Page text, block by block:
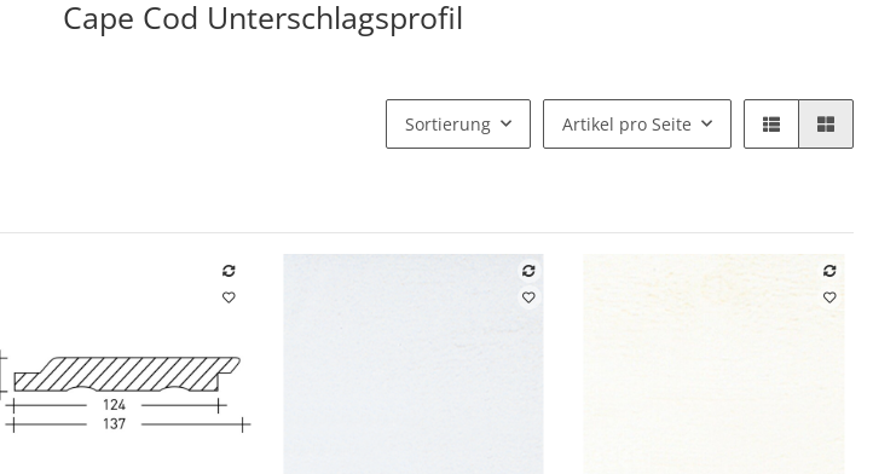
Cape Cod Unterschlagsprofil
Sortierung Artikel pro Seite